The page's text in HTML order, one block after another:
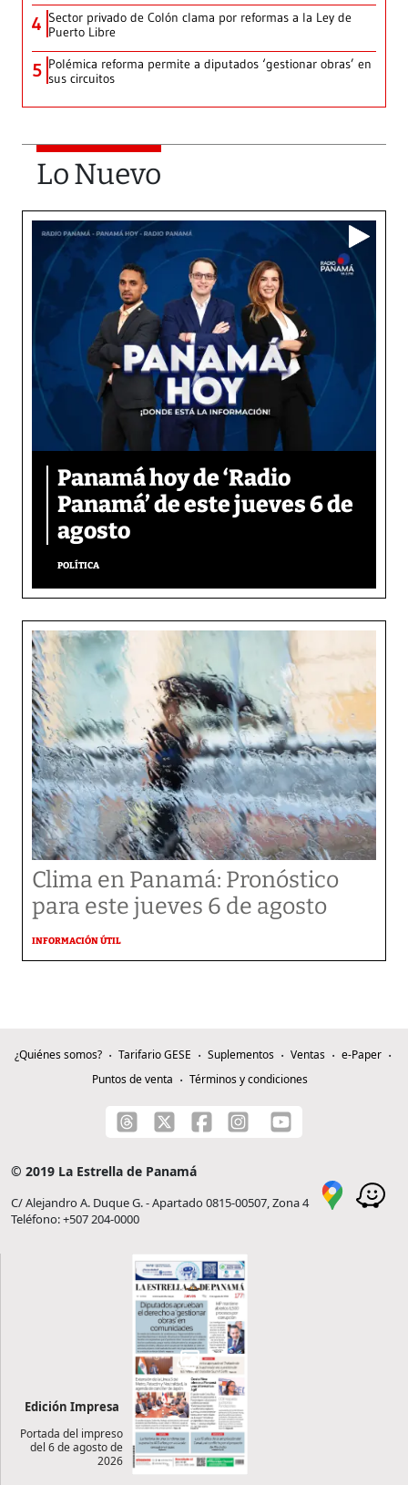
4 Sector privado de Colón clama por reformas a la Ley de
Puerto Libre
5 Polémica reforma permite a diputados ‘gestionar obras’ en
sus circuitos
Lo Nuevo
Panamá hoy de ‘Radio
Panamá’ de este jueves 6 de
agosto
POLÍTICA
Clima en Panamá: Pronóstico
para este jueves 6 de agosto
INFORMACIÓN ÚTIL
¿Quiénes somos? Tarifario GESE Suplementos Ventas
e-Paper
Puntos de venta
Términos y condiciones
© 2019 La Estrella de Panamá
C/ Alejandro A. Duque G. - Apartado 0815-00507, Zona 4
Teléfono: +507 204-0000
Edición Impresa
Portada del impreso
del 6 de agosto de
2026